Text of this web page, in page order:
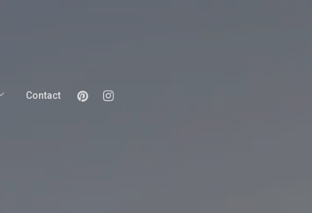
Contact PinterestInstagram